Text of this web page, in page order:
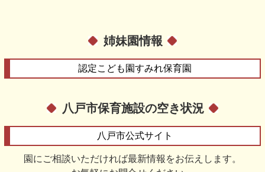
姉妹園情報
認定こども園すみれ保育園
八戸市保育施設の空き状況
八戸市公式サイト
園にご相談いただければ最新情報をお伝えします。